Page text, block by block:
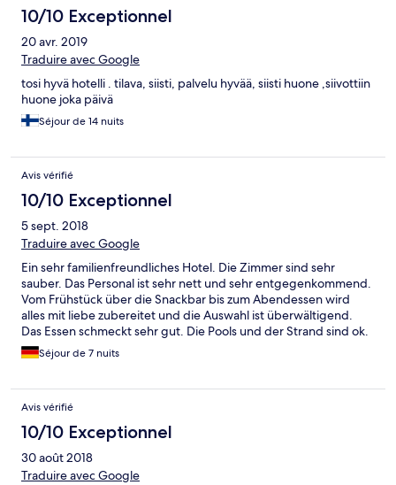
10/10 Exceptionnel
20 avr. 2019
Traduire avec Google
tosi hyvä hotelli . tilava, siisti, palvelu hyvää, siisti huone ,siivottiin
huone joka päivä
Séjour de 14 nuits
Avis vérifié
10/10 Exceptionnel
5 sept. 2018
Traduire avec Google
Ein sehr familienfreundliches Hotel. Die Zimmer sind sehr
sauber. Das Personal ist sehr nett und sehr entgegenkommend.
Vom Frühstück über die Snackbar bis zum Abendessen wird
alles mit liebe zubereitet und die Auswahl ist überwältigend.
Das Essen schmeckt sehr gut. Die Pools und der Strand sind ok.
Jeden Abend ist eine Show geboten wo man echt den Hut
ziehen muss. Also wir würden dieses Hotel nochmal buchen.
Séjour de 7 nuits
Avis vérifié
10/10 Exceptionnel
30 août 2018
Traduire avec Google